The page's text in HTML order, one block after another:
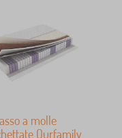
a molle
Ourfamily